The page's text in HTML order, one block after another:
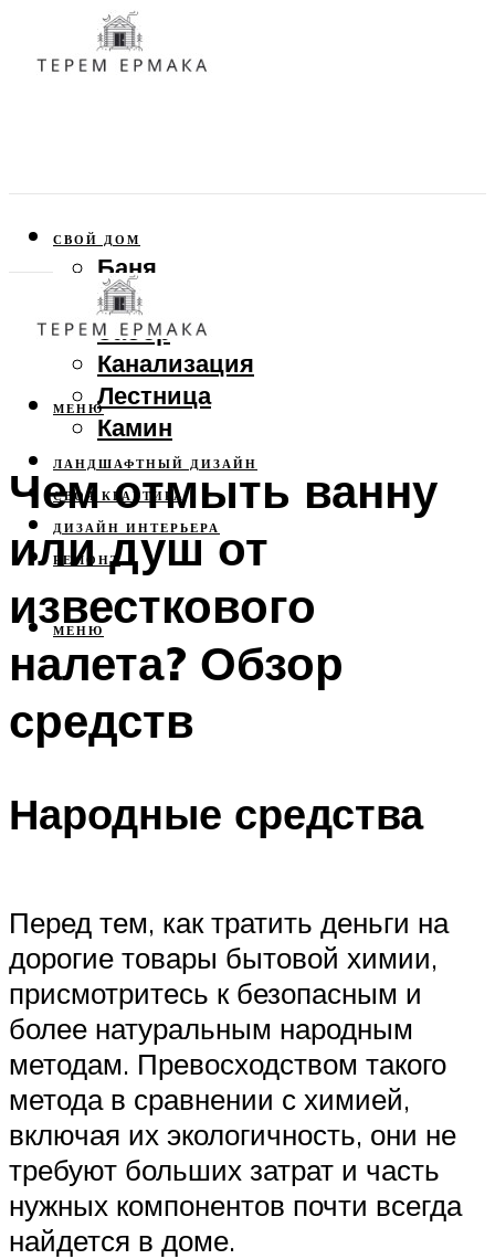
СВОЙ ДОМ
Баня
Веранда
Забор
Канализация
Лестница
Камин
ЛАНДШАФТНЫЙ ДИЗАЙН
СВОЯ КВАРТИРА
ДИЗАЙН ИНТЕРЬЕРА
РЕМОНТ
МЕНЮ
МЕНЮ
Чем отмыть ванну
или душ от
известкового
налета? Обзор
средств
Народные средства
Перед тем, как тратить деньги на
дорогие товары бытовой химии,
присмотритесь к безопасным и
более натуральным народным
методам. Превосходством такого
метода в сравнении с химией,
включая их экологичность, они не
требуют больших затрат и часть
нужных компонентов почти всегда
найдется в доме.